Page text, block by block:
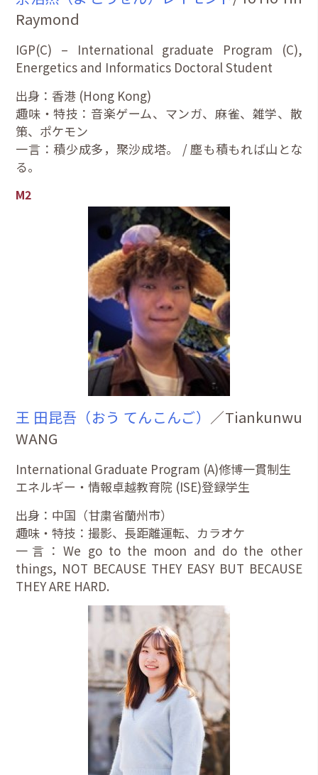
Raymond
IGP(C) – International graduate Program (C),
Energetics and Informatics Doctoral Student
出身：香港 (Hong Kong)
趣味・特技：音楽ゲーム、マンガ、麻雀、雑学、散
策、ポケモン
一言：積少成多，聚沙成塔。 / 塵も積もれば山とな
る。
M2
王 田昆吾（おう てんこんご） ／Tiankunwu
WANG
International Graduate Program (A)修博一貫制生
エネルギー・情報卓越教育院 (ISE)登録学生
出身：中国（甘粛省蘭州市）
趣味・特技：撮影、長距離運転、カラオケ
一言：We go to the moon and do the other
things, NOT BECAUSE THEY EASY BUT BECAUSE
THEY ARE HARD.